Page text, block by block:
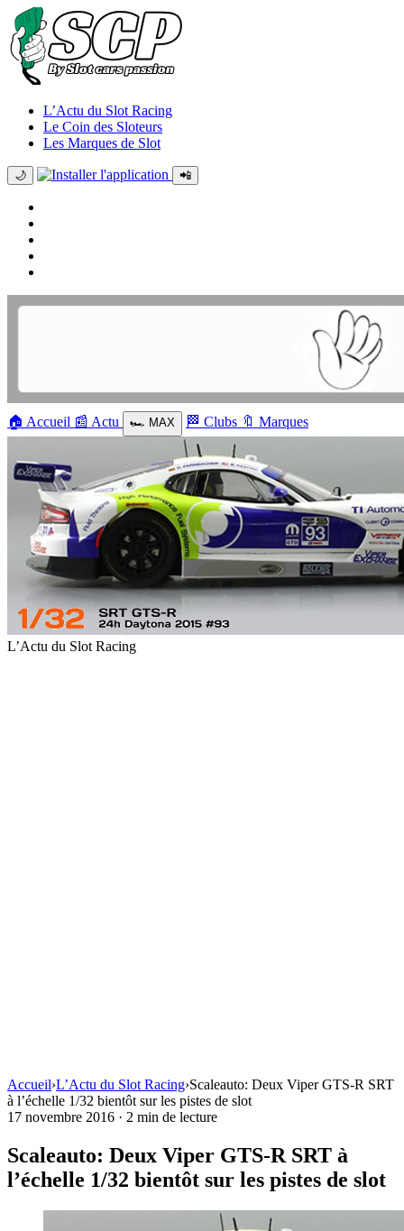
L’Actu du Slot Racing
Le Coin des Sloteurs
Les Marques de Slot
🌙 📲
🏠 Accueil 📰 Actu 🏎️ MAX 🏁 Clubs 🔖 Marques
L’Actu du Slot Racing
Accueil›L’Actu du Slot Racing›Scaleauto: Deux Viper GTS-R SRT
à l’échelle 1/32 bientôt sur les pistes de slot
17 novembre 2016 · 2 min de lecture
Scaleauto: Deux Viper GTS-R SRT à
l’échelle 1/32 bientôt sur les pistes de slot